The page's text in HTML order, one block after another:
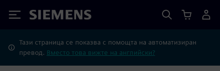
Siemens
Тази страница се показва с помощта на автоматизиран
превод. Вместо това вижте на английски?